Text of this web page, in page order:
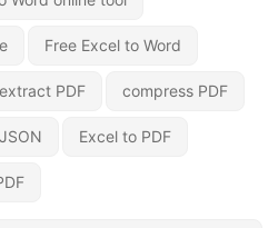
Free Excel to Word
extract PDF compress PDF
Excel to PDF